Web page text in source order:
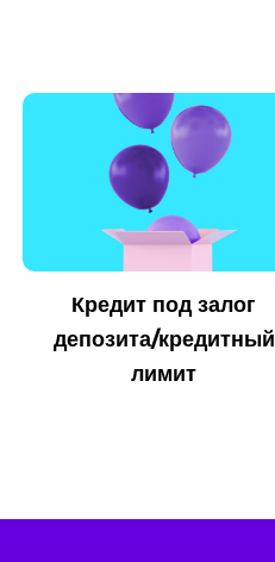
Кредит под залог
депозита/кредитный
лимит